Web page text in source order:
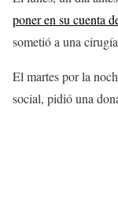
poner en su cuenta
sometió a una
El martes por la
social, pidió una